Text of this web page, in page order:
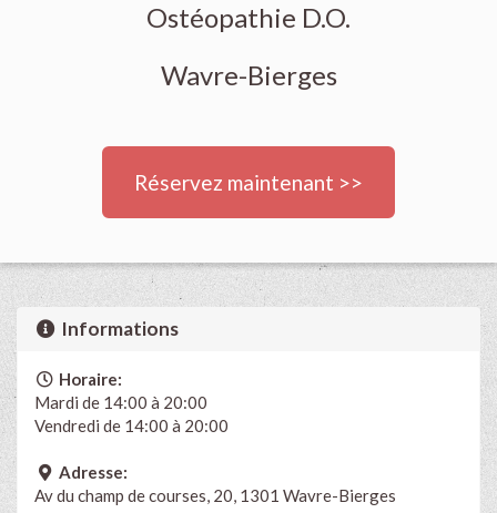
Ostéopathie D.O.
Wavre-Bierges
Réservez maintenant >>
Informations
Horaire:
Mardi de 14:00 à 20:00
Vendredi de 14:00 à 20:00
Adresse:
Av du champ de courses, 20, 1301 Wavre-Bierges